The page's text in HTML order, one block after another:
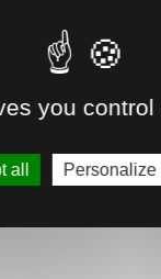
you
all Personalize